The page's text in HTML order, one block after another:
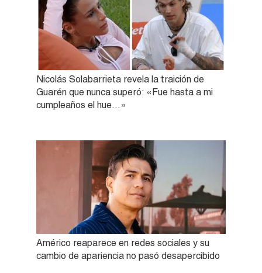
Nicolás Solabarrieta revela la traición de
Guarén que nunca superó: «Fue hasta a mi
cumpleaños el hue…»
Américo reaparece en redes sociales y su
cambio de apariencia no pasó desapercibido